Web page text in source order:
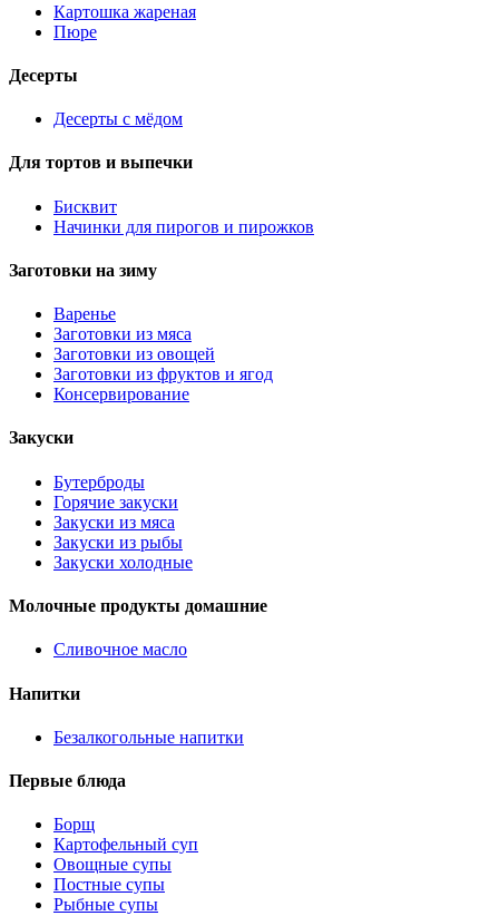
Картошка жареная
Пюре
Десерты
Десерты с мёдом
Для тортов и выпечки
Бисквит
Начинки для пирогов и пирожков
Заготовки на зиму
Варенье
Заготовки из мяса
Заготовки из овощей
Заготовки из фруктов и ягод
Консервирование
Закуски
Бутерброды
Горячие закуски
Закуски из мяса
Закуски из рыбы
Закуски холодные
Молочные продукты домашние
Сливочное масло
Напитки
Безалкогольные напитки
Первые блюда
Борщ
Картофельный суп
Овощные супы
Постные супы
Рыбные супы